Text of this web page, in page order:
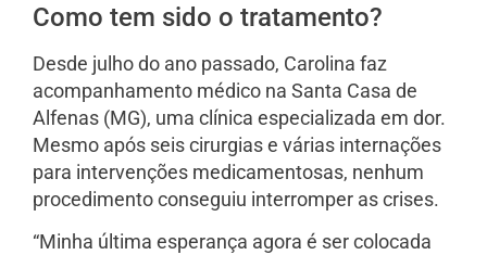
Como tem sido o tratamento?
Desde julho do ano passado, Carolina faz
acompanhamento médico na Santa Casa de
Alfenas (MG), uma clínica especializada em dor.
Mesmo após seis cirurgias e várias internações
para intervenções medicamentosas, nenhum
procedimento conseguiu interromper as crises.
“Minha última esperança agora é ser colocada